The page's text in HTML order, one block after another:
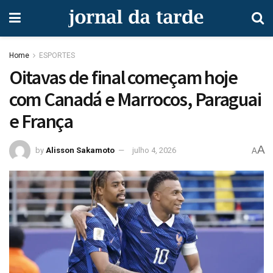
Home ESPORTES
Oitavas de final começam hoje
com Canadá e Marrocos, Paraguai
e França
by Alisson Sakamoto julho 4, 2026 AA